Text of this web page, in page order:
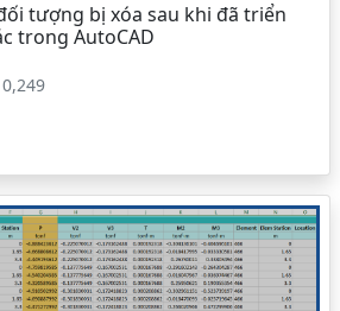
tượng bị xóa sau khi đã triển
trong AutoCAD